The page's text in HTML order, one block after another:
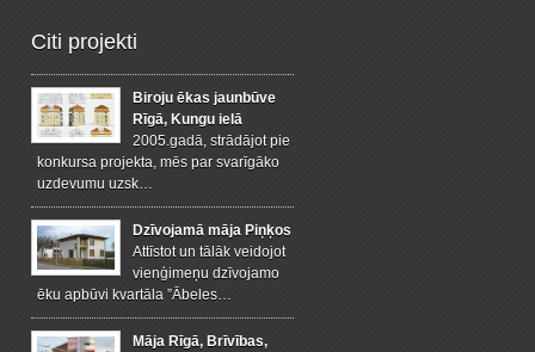
Citi projekti
Biroju ēkas jaunbūve
Rīgā, Kungu ielā
2005.gadā, strādājot pie
konkursa projekta, mēs par svarīgāko
uzdevumu uzsk…
Dzīvojamā māja Piņķos
Attīstot un tālāk veidojot
vienģimeņu dzīvojamo
ēku apbūvi kvartāla ”Ābeles…
Māja Rīgā, Brīvības,